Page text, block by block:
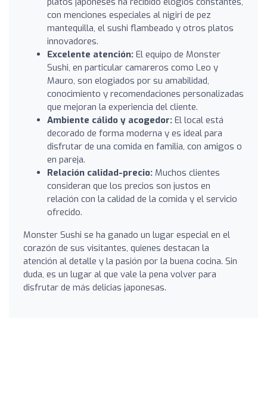
con menciones especiales al nigiri de pez
mantequilla, el sushi flambeado y otros platos
innovadores.
Excelente atención: El equipo de Monster
Sushi, en particular camareros como Leo y
Mauro, son elogiados por su amabilidad,
conocimiento y recomendaciones personalizadas
que mejoran la experiencia del cliente.
Ambiente cálido y acogedor: El local está
decorado de forma moderna y es ideal para
disfrutar de una comida en familia, con amigos o
en pareja.
Relación calidad-precio: Muchos clientes
consideran que los precios son justos en
relación con la calidad de la comida y el servicio
ofrecido.
Monster Sushi se ha ganado un lugar especial en el
corazón de sus visitantes, quienes destacan la
atención al detalle y la pasión por la buena cocina. Sin
duda, es un lugar al que vale la pena volver para
disfrutar de más delicias japonesas.